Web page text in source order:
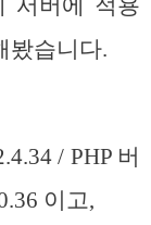
서버에 적용
봤습니다.
/ PHP 버
이고,